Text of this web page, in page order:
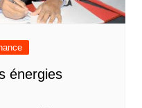
énergies